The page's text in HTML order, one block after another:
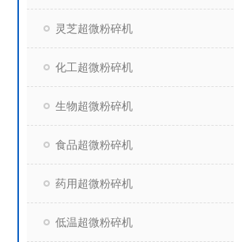
灵芝超微粉碎机
化工超微粉碎机
生物超微粉碎机
食品超微粉碎机
药用超微粉碎机
低温超微粉碎机